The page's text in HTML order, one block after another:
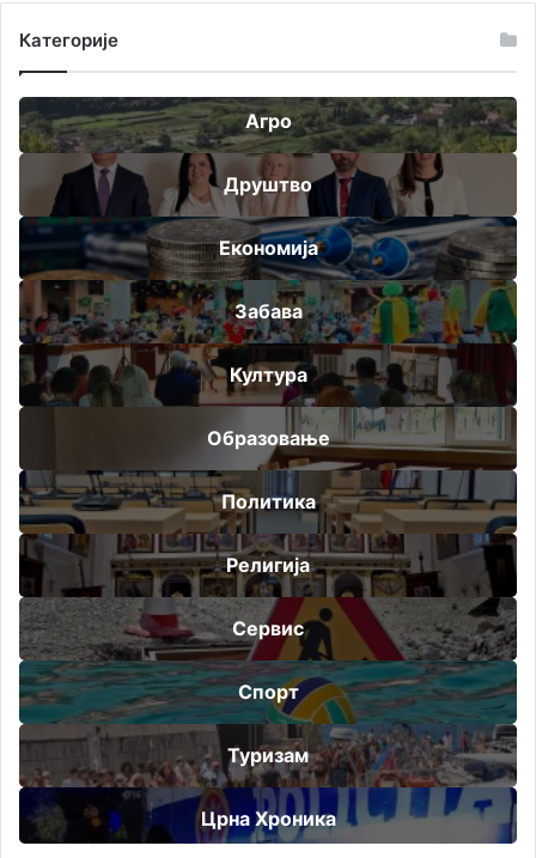
Категорије
Агро
Друштво
Економија
Забава
Култура
Образовање
Политика
Религија
Сервис
Спорт
Туризам
Црна Хроника